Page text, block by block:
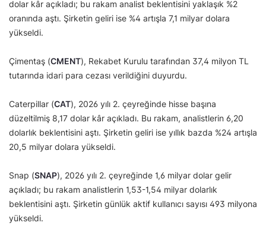
dolar kâr açıkladı; bu rakam analist beklentisini yaklaşık %2
oranında aştı. Şirketin geliri ise %4 artışla 7,1 milyar dolara
yükseldi.
Çimentaş (CMENT), Rekabet Kurulu tarafından 37,4 milyon TL
tutarında idari para cezası verildiğini duyurdu.
Caterpillar (CAT), 2026 yılı 2. çeyreğinde hisse başına
düzeltilmiş 8,17 dolar kâr açıkladı. Bu rakam, analistlerin 6,20
dolarlık beklentisini aştı. Şirketin geliri ise yıllık bazda %24 artışla
20,5 milyar dolara yükseldi.
Snap (SNAP), 2026 yılı 2. çeyreğinde 1,6 milyar dolar gelir
açıkladı; bu rakam analistlerin 1,53-1,54 milyar dolarlık
beklentisini aştı. Şirketin günlük aktif kullanıcı sayısı 493 milyona
yükseldi.